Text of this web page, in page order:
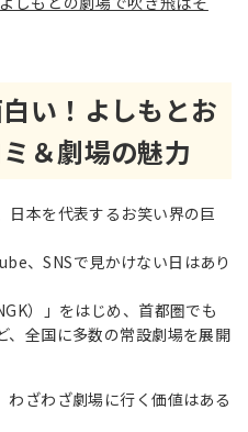
い！よしもとお
＆劇場の魅力
日本を代表するお笑い界の巨
、SNSで見かけない日はあり
）」をはじめ、首都圏でも
、全国に多数の常設劇場を展開
わざわざ劇場に行く価値はある